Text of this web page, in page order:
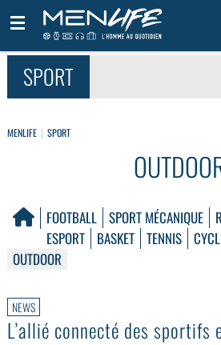
SPORT
MENLIFE SPORT
FOOTBALL SPORT MÉCANIQUE
ESPORT
BASKET TENNIS
OUTDOOR
NEWS
L’allié connecté des sportifs